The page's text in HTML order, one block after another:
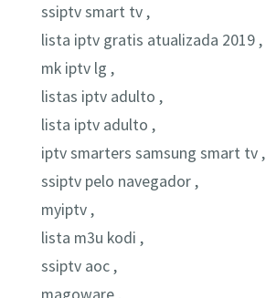
ssiptv smart tv ,
lista iptv gratis atualizada 2019 ,
mk iptv lg ,
listas iptv adulto ,
lista iptv adulto ,
iptv smarters samsung smart tv ,
ssiptv pelo navegador ,
myiptv ,
lista m3u kodi ,
ssiptv aoc ,